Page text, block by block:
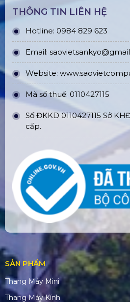
THÔNG TIN LIÊN HỆ
Hotline: 0984 829 623
Email:
Website: www.
Mã số thuế: 0110427115
Số ĐKKD 0110427115 Sở
cấp.
SẢN PHẨM
Thang Máy Mini
Thang Máy Kính